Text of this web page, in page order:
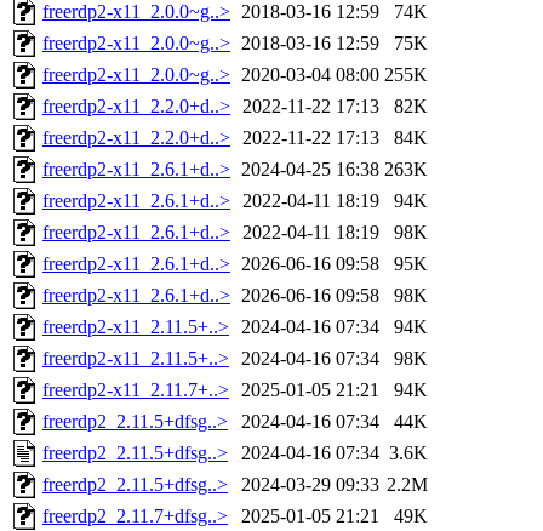
freerdp2-x11_2.0.0~g..> 2018-03-16 12:59
74K
freerdp2-x11_2.0.0~g..> 2018-03-16 12:59
75K
freerdp2-x11_2.0.0~g..> 2020-03-04 08:00 255K
freerdp2-x11_2.2.0+d..> 2022-11-22 17:13
82K
freerdp2-x11_2.2.0+d..> 2022-11-22 17:13
84K
freerdp2-x11_2.6.1+d..> 2024-04-25 16:38 263K
freerdp2-x11_2.6.1+d..> 2022-04-11 18:19
94K
freerdp2-x11_2.6.1+d..> 2022-04-11 18:19
98K
freerdp2-x11_2.6.1+d..> 2026-06-16 09:58
95K
freerdp2-x11_2.6.1+d..> 2026-06-16 09:58
98K
freerdp2-x11_2.11.5+..> 2024-04-16 07:34
94K
freerdp2-x11_2.11.5+..> 2024-04-16 07:34
98K
freerdp2-x11_2.11.7+..> 2025-01-05 21:21
94K
freerdp2_2.11.5+dfsg..>
2024-04-16 07:34
44K
freerdp2_2.11.5+dfsg..>
2024-04-16 07:34 3.6K
freerdp2_2.11.5+dfsg..>
2024-03-29 09:33 2.2M
freerdp2_2.11.7+dfsg..>
2025-01-05 21:21
49K